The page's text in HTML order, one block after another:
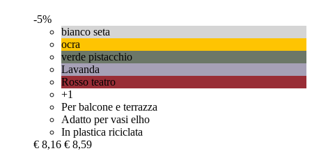
-5%
bianco seta
ocra
verde pistacchio
Lavanda
Rosso teatro
+1
Per balcone e terrazza
Adatto per vasi elho
In plastica riciclata
€ 8,16 € 8,59